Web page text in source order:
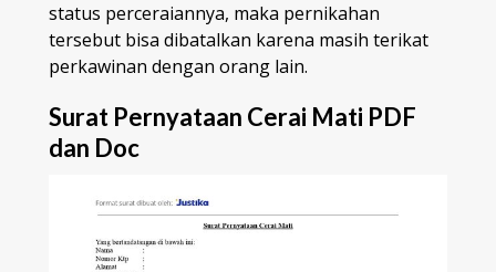
status perceraiannya, maka pernikahan
tersebut bisa dibatalkan karena masih terikat
perkawinan dengan orang lain.
Surat Pernyataan Cerai Mati PDF
dan Doc